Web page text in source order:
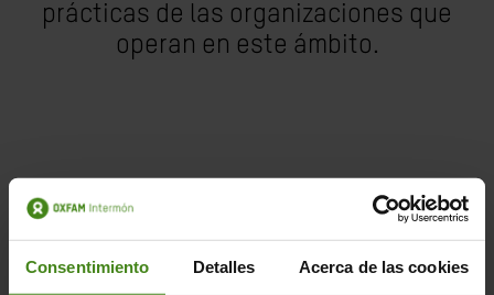
Consentimiento Detalles Acerca de las cookies
prácticas de las organizaciones que
operan en este ámbito.
Permitir que cada vez más personas
sean protagonistas, activas de un
futuro sostenible, reforzando las